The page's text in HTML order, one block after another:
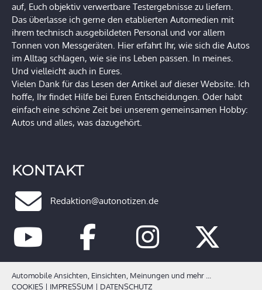
auf, Euch objektiv verwertbare Testergebnisse zu liefern.
Das überlasse ich gerne den etablierten Automedien mit
ihrem technisch ausgebildeten Personal und vor allem
Tonnen von Messgeräten. Hier erfahrt Ihr, wie sich die Autos
im Alltag schlagen, wie sie ins Leben passen. In meines.
Und vielleicht auch in Eures.
Vielen Dank für das Lesen der Artikel auf dieser Website. Ich
hoffe, Ihr findet Hilfe bei Euren Entscheidungen. Oder habt
einfach eine schöne Zeit bei unserem gemeinsamen Hobby:
Autos und alles, was dazugehört.
KONTAKT
Redaktion@autonotizen.de
Automobile Ansichten, Einsichten, Meinungen und mehr ...
COOKIES | IMPRESSUM | DATENSCHUTZ